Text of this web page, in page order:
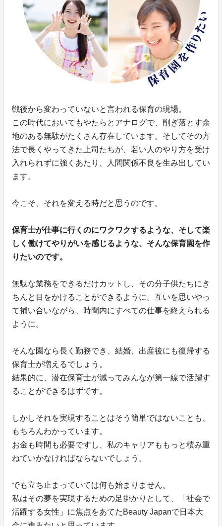
戦後から変わっていないと言われる保育の現場。
この時代においてもやたらとアナログで、削ぎ落とす余
地のある無駄がたくさん存在しています。そしてその方
法で長くやってきた上司たちが、若い人のやり方を受け
入れられずに強くあたり、人間関係不良を生み出してい
ます。
今こそ、それを変える時だと思うのです。
保育士が仕事に行くのにワクワクするような、そして楽
しく働けてやりがいを感じるような、そんな保育園を作
りたいのです。
無駄な業務をできるだけカットし、その分子供たちにき
ちんと目をかけることができるように。互いを思いやっ
て補い合いながら、時間内にすべての仕事を終えられる
ように。
そんな園なら長く勤務でき、結婚、出産後にも復帰する
保育士が増えるでしょう。
結果的に、潜在保育士が減ってみんなが第一線で活躍す
ることができるはずです。
しかしそれを実現することはそう簡単ではないことも、
もちろんわかっています。
お金も時間も必要ですし、私のキャリアももっと積み重
ねていかなければならないでしょう。
でも立ち止まっていては何も始まりません。
私はその夢を実現するための足掛かりとして、「社会で
活躍する女性」に焦点をあてたBeauty Japanで日本大